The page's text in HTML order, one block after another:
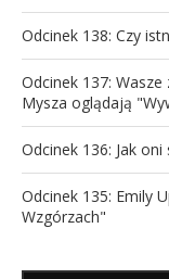
Odcinek 138: Czy
Odcinek 137:
Mysza oglądają
Odcinek 136: Jak
Odcinek 135: Emily
Wzgórzach"